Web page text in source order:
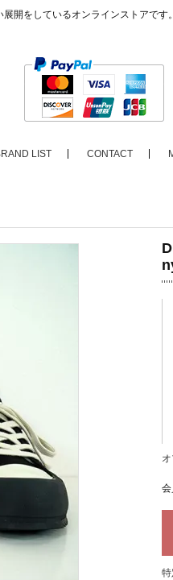
開をしているオンラインストアです
LIST CONTACT